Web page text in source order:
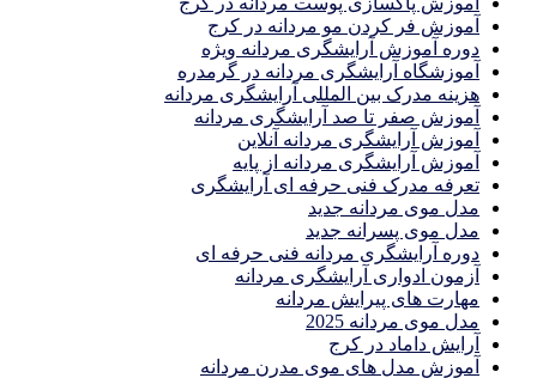
آموزش فر کردن مو مردانه در کرج
دوره آموزش آرایشگری مردانه ویژه
آموزشگاه آرایشگری مردانه در گرمدره
هزینه مدرک بین المللی آرایشگری مردانه
آموزش صفر تا صد آرایشگری مردانه
آموزش آرایشگری مردانه آنلاین
آموزش آرایشگری مردانه از پایه
تعرفه مدرک فنی حرفه ای آرایشگری
مدل موی مردانه جدید
مدل موی پسرانه جدید
دوره آرایشگری مردانه فنی حرفه ای
آزمون ادواری آرایشگری مردانه
مهارت های پیرایش مردانه
مدل موی مردانه 2025
آرایش داماد در کرج
آموزش مدل های موی مدرن مردانه